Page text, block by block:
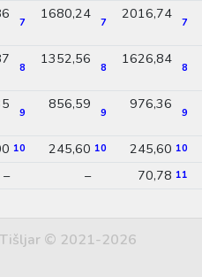
7
1680,24
7
2016,74
7
8
1352,56
8
1626,84
8
9
856,59
9
976,36
9
10 245,60 10 245,60 10
– – 70,78 11
Tišljar © 2021-2026